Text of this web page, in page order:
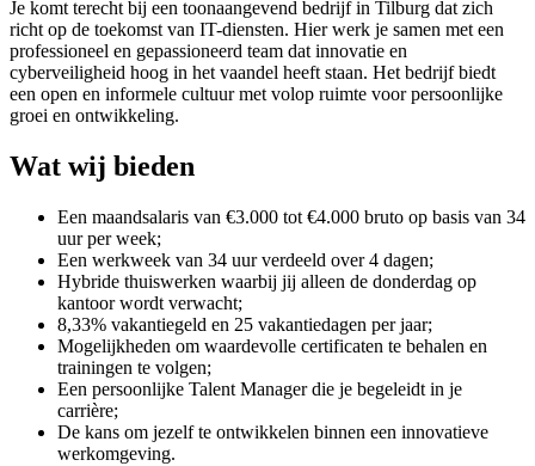
Je komt terecht bij een toonaangevend bedrijf in Tilburg dat zich
richt op de toekomst van IT-diensten. Hier werk je samen met een
professioneel en gepassioneerd team dat innovatie en
cyberveiligheid hoog in het vaandel heeft staan. Het bedrijf biedt
een open en informele cultuur met volop ruimte voor persoonlijke
groei en ontwikkeling.
Wat wij bieden
Een maandsalaris van €3.000 tot €4.000 bruto op basis van 34
uur per week;
Een werkweek van 34 uur verdeeld over 4 dagen;
Hybride thuiswerken waarbij jij alleen de donderdag op
kantoor wordt verwacht;
8,33% vakantiegeld en 25 vakantiedagen per jaar;
Mogelijkheden om waardevolle certificaten te behalen en
trainingen te volgen;
Een persoonlijke Talent Manager die je begeleidt in je
carrière;
De kans om jezelf te ontwikkelen binnen een innovatieve
werkomgeving.